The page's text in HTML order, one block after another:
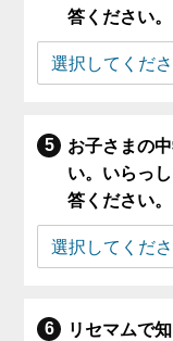
答ください。
お子さまの
い。いらっ
答ください。
リセマムで